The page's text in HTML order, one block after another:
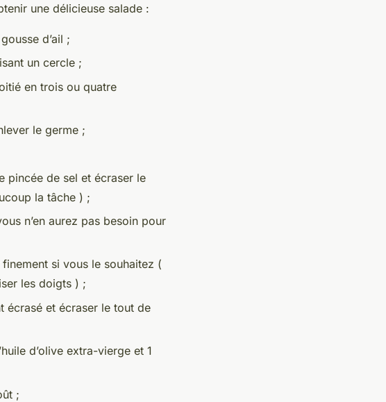
une délicieuse salade :
d’ail ;
un cercle ;
en trois ou quatre
le germe ;
pincée de sel et écraser le
la tâche ) ;
n’en aurez pas besoin pour
si vous le souhaitez (
les doigts ) ;
écrasé et écraser le tout de
d’olive extra-vierge et 1
;